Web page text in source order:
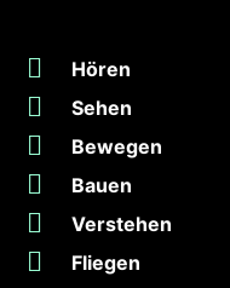
Hören
Sehen
Bewegen
Bauen
Verstehen
Fliegen